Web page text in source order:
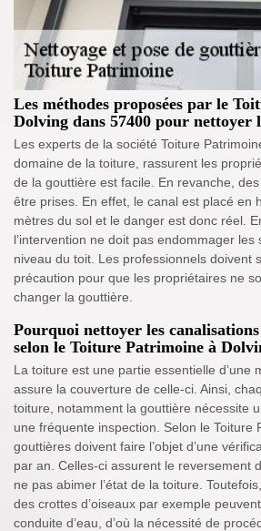
Les méthodes proposées par le
Dolving dans 57400 pour nettoyer
Les experts de la société Toiture
domaine de la toiture, rassurent les
de la gouttière est facile. En revanche,
être prises. En effet, le canal est placé en
mètres du sol et le danger est donc réel.
l’intervention ne doit pas endommager les
niveau du toit. Les professionnels doivent
précaution pour que les propriétaires ne
changer la gouttière.
Pourquoi nettoyer les
selon le Toiture Patrimoine à
La toiture est une partie essentielle d’une
assure la couverture de celle-ci. Ainsi,
toiture, notamment la gouttière nécessite
une fréquente inspection. Selon le Toiture
gouttières doivent faire l’objet d’une
par an. Celles-ci assurent le reversement
ne pas abimer l’état de la toiture.
des crottes d’oiseaux par exemple
conduite d’eau, d’où la nécessité de